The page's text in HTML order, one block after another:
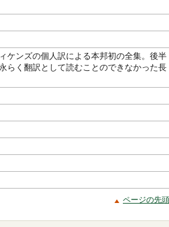
ケンズの個人訳による本邦初の全集。後半
らく翻訳として読むことのできなかった長
ページの先